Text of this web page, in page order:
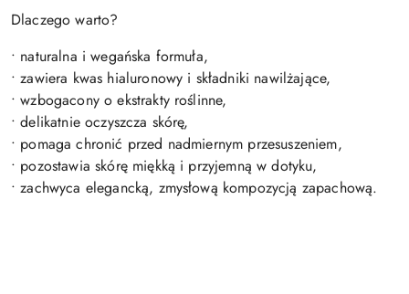
Dlaczego warto?
• naturalna i wegańska formuła,
• zawiera kwas hialuronowy i składniki nawilżające,
• wzbogacony o ekstrakty roślinne,
• delikatnie oczyszcza skórę,
• pomaga chronić przed nadmiernym przesuszeniem,
• pozostawia skórę miękką i przyjemną w dotyku,
• zachwyca elegancką, zmysłową kompozycją zapachową.